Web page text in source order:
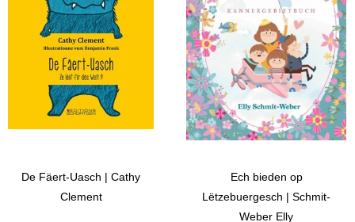
De Fäert-Uasch | Cathy
Clement
Ech bieden op
Lëtzebuergesch | Schmit-
Weber Elly